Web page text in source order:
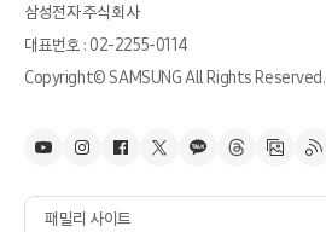
삼성전자 주식회사
대표번호 : 02-2255-0114
Copyright© SAMSUNG All Rights Reserved.
패밀리 사이트